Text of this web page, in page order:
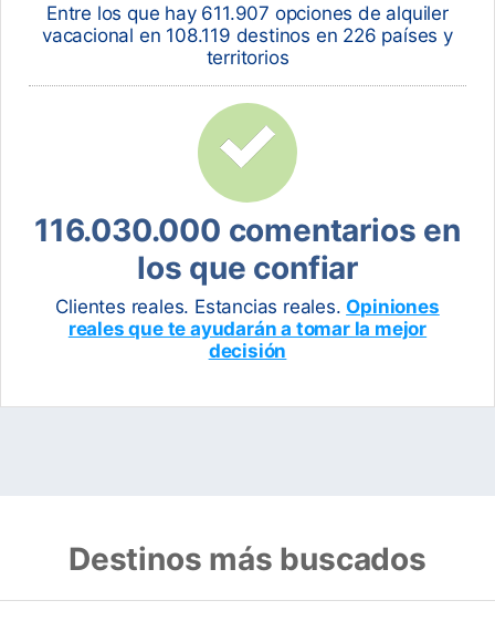
Entre los que hay 611.907 opciones de alquiler
vacacional en 108.119 destinos en 226 países y
territorios
116.030.000 comentarios en
los que confiar
Clientes reales. Estancias reales.Opiniones
reales que te ayudarán a tomar la mejor
decisión
Destinos más buscados